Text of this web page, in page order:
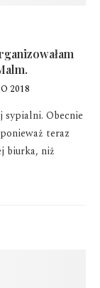
2018
sypialni. Obecnie
teraz
biurka, niż